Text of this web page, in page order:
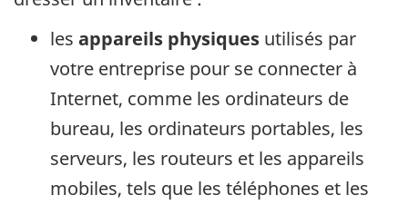
les appareils physiques utilisés par
votre entreprise pour se connecter à
Internet, comme les ordinateurs de
bureau, les ordinateurs portables, les
serveurs, les routeurs et les appareils
mobiles, tels que les téléphones et les